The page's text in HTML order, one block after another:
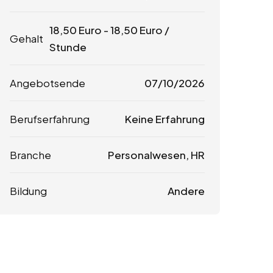
Gehalt
18,50 Euro -18,50 Euro /
Stunde
Angebotsende 07/10/2026
Berufserfahrung Keine Erfahrung
Branche Personalwesen, HR
Bildung Andere